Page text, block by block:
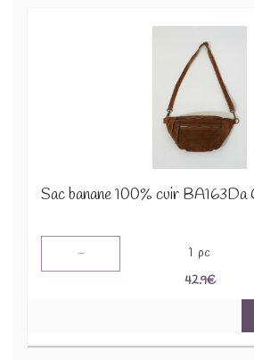
Sac banane 100% cuir BA163Da
- 1 pc
42.9€